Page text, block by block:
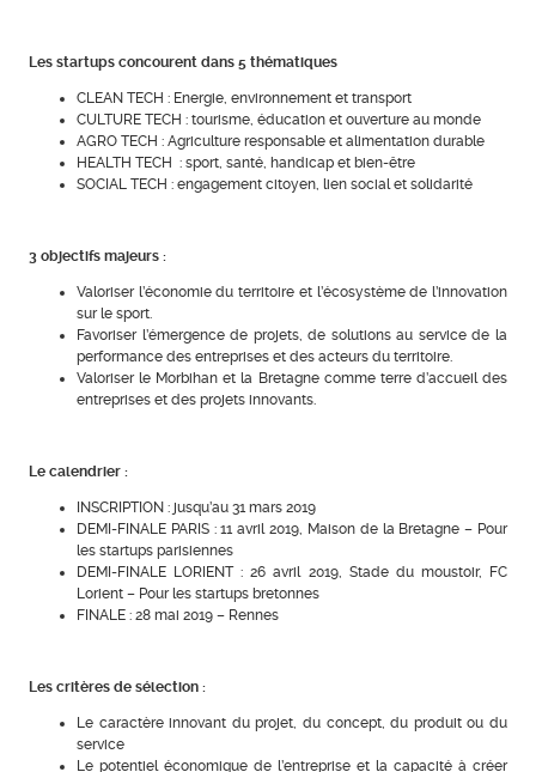
Les startups concourent dans 5 thématiques
CLEAN TECH : Energie, environnement et transport
CULTURE TECH : tourisme, éducation et ouverture au monde
AGRO TECH : Agriculture responsable et alimentation durable
HEALTH TECH : sport, santé, handicap et bien-être
SOCIAL TECH : engagement citoyen, lien social et solidarité
3 objectifs majeurs :
Valoriser l’économie du territoire et l’écosystème de l’innovation
sur le sport.
Favoriser l’émergence de projets, de solutions au service de la
performance des entreprises et des acteurs du territoire.
Valoriser le Morbihan et la Bretagne comme terre d’accueil des
entreprises et des projets innovants.
Le calendrier :
INSCRIPTION : jusqu’au 31 mars 2019
DEMI-FINALE PARIS : 11 avril 2019, Maison de la Bretagne – Pour
les startups parisiennes
DEMI-FINALE LORIENT : 26 avril 2019, Stade du moustoir, FC
Lorient – Pour les startups bretonnes
FINALE : 28 mai 2019 – Rennes
Les critères de sélection :
Le caractère innovant du projet, du concept, du produit ou du
service
Le potentiel économique de l’entreprise et la capacité à créer